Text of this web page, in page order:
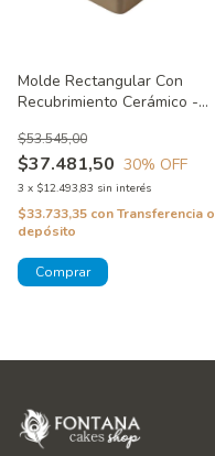
Molde Rectangular Con
Recubrimiento Cerámico -
$37.481,50
$53.545,00
30% OFF
3 x $12.493,83 sin interés
$33.733,35 conTransferencia o
depósito